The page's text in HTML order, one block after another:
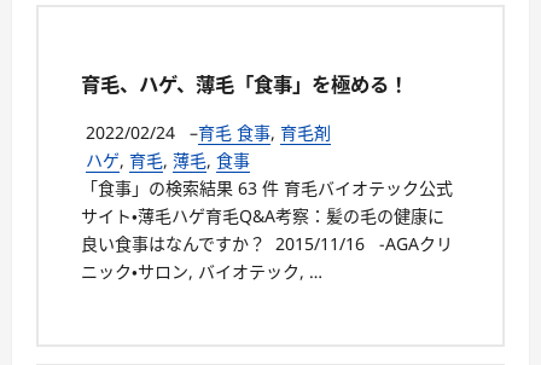
育毛、ハゲ、薄毛「食事」を極める！
2022/02/24 –育毛 食事, 育毛剤
ハゲ, 育毛, 薄毛, 食事
「食事」の検索結果 63 件 育毛バイオテック公式
サイト・薄毛ハゲ育毛Q&A考察：髪の毛の健康に
良い食事はなんですか？ 2015/11/16 -AGAクリ
ニック・サロン, バイオテック, …